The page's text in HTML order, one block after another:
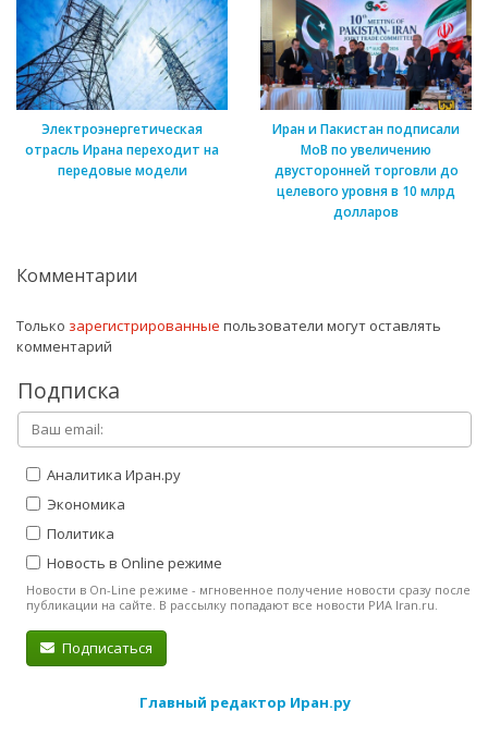
Электроэнергетическая
отрасль Ирана переходит на
передовые модели
Иран и Пакистан подписали
МоВ по увеличению
двусторонней торговли до
целевого уровня в 10 млрд
долларов
Комментарии
Только зарегистрированные пользователи могут оставлять
комментарий
Подписка
Аналитика Иран.ру
Экономика
Политика
Новость в Online режиме
Новости в On-Line режиме - мгновенное получение новости сразу после
публикации на сайте. В рассылку попадают все новости РИА Iran.ru.
Подписаться
Главный редактор Иран.ру